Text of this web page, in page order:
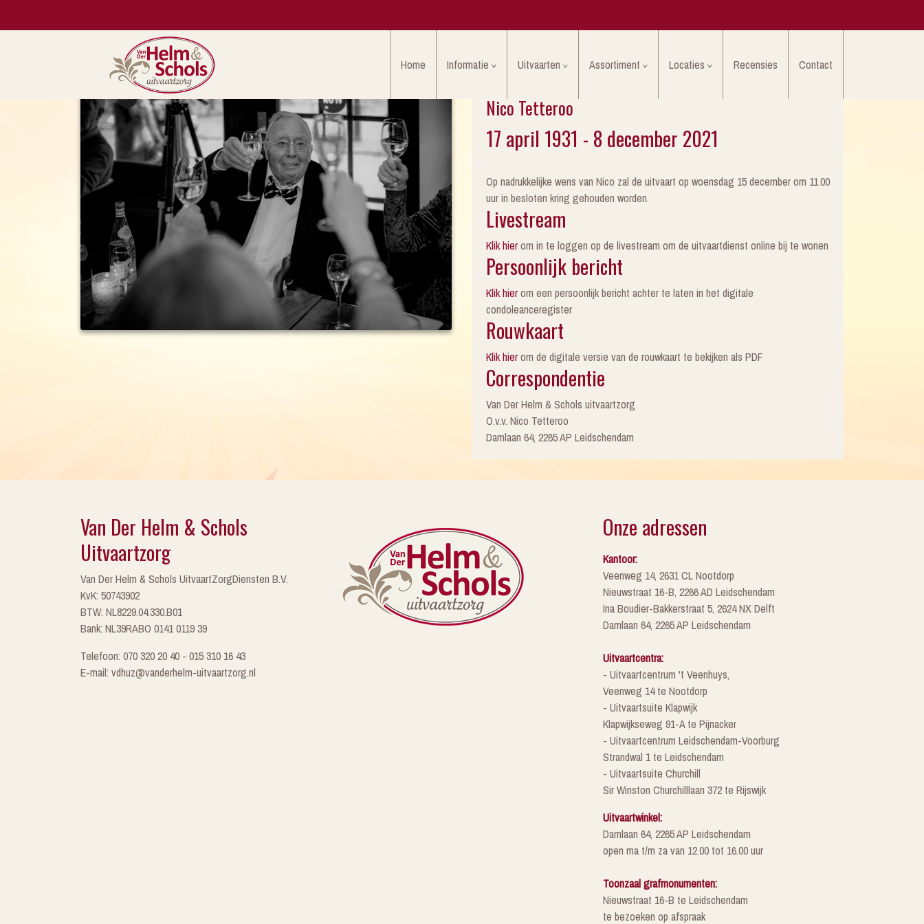
Home Informatie Uitvaarten Assortiment Locaties Recensies Contact
Nico Tetteroo
17 april 1931 - 8 december 2021
Op nadrukkelijke wens van Nico zal de uitvaart op woensdag 15 december om 11.00
uur in besloten kring gehouden worden.
Livestream
Klik hierom in te loggen op de livestream om de uitvaartdienst online bij te wonen
Persoonlijk bericht
Klik hierom een persoonlijk bericht achter te laten in het digitale
condoleanceregister
Rouwkaart
Klik hierom de digitale versie van de rouwkaart te bekijken als PDF
Correspondentie
Van Der Helm & Schols uitvaartzorg
O.v.v. Nico Tetteroo
Damlaan 64, 2265 AP Leidschendam
Van Der Helm & Schols
Uitvaartzorg
Van Der Helm & Schols UitvaartZorgDiensten B.V.
KvK: 50743902
BTW: NL8229.04.330.B01
Bank: NL39RABO 0141 0119 39
Telefoon: 070 320 20 40 - 015 310 16 43
E-mail: vdhuz@vanderhelm-uitvaartzorg.nl
Onze adressen
Kantoor:
Veenweg 14, 2631 CL Nootdorp
Nieuwstraat 16-B, 2266 AD Leidschendam
Ina Boudier-Bakkerstraat 5, 2624 NX Delft
Damlaan 64, 2265 AP Leidschendam
Uitvaartcentra:
- Uitvaartcentrum 't Veenhuys,
Veenweg 14 te Nootdorp
- Uitvaartsuite Klapwijk
Klapwijkseweg 91-A te Pijnacker
- Uitvaartcentrum Leidschendam-Voorburg
Strandwal 1 te Leidschendam
- Uitvaartsuite Churchill
Sir Winston Churchilllaan 372 te Rijswijk
Uitvaartwinkel:
Damlaan 64, 2265 AP Leidschendam
open ma t/m za van 12.00 tot 16.00 uur
Toonzaal grafmonumenten:
Nieuwstraat 16-B te Leidschendam
te bezoeken op afspraak